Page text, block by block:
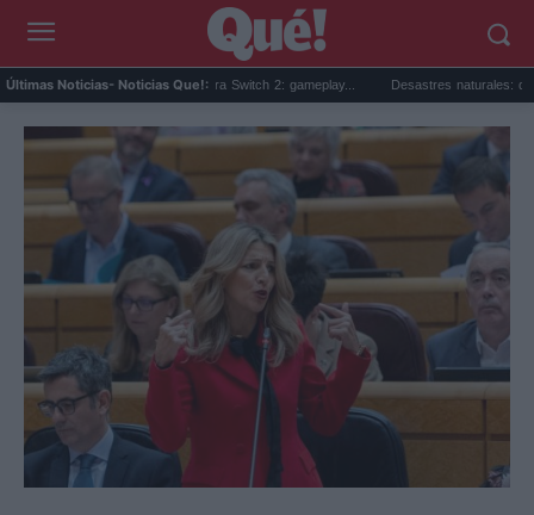
Últimas Noticias- Noticias Que!:
sorpresa de Minecraft para Switch 2: gameplay... Desastres naturales: qué son,